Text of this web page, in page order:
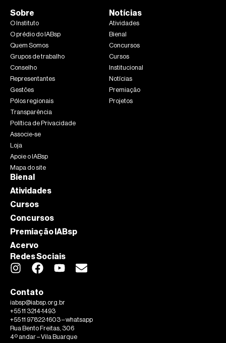
Sobre
O Instituto
O prédio do IABsp
Quem Somos
Grupos de trabalho
Conselho
Representantes
Gestões
Pólos regionais
Transparência
Política de Privacidade
Associe-se
Loja
Apoie o IABsp
Mapa do site
Notícias
Atividades
Bienal
Concursos
Cursos
Institucional
Notícias
Premiação
Projetos
Bienal
Atividades
Cursos
Concursos
Premiação IABsp
Acervo
Redes Sociais
Contato
iabsp@iabsp.org.br
+55 11 3214-1493
+55 11 97822-1603 – whatsapp
Rua Bento Freitas, 306
4º andar – Vila Buarque